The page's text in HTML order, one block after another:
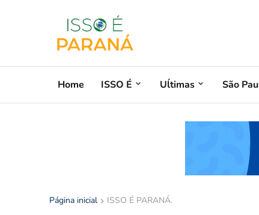
Home ISSO É Uĺtimas São
Página inicial ISSO É PARANÁ.